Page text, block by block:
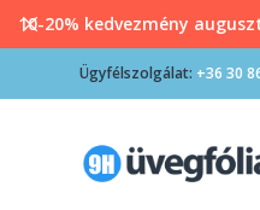
Ügyfélszolgálat: +36 30
10-20% kedvezmény